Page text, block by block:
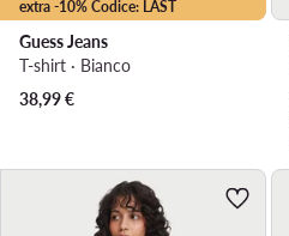
extra -10% Codice: LAST
Guess Jeans
T-shirt · Bianco
38,99€